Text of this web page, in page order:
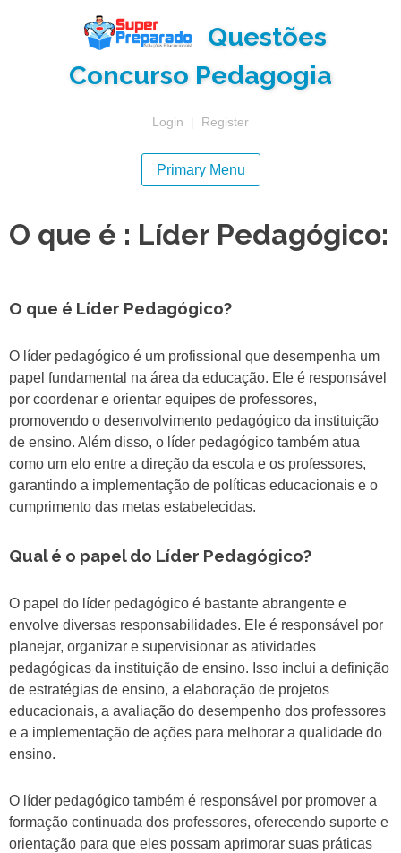
Questões
Concurso Pedagogia
Login | Register
Primary Menu
O que é : Líder Pedagógico:
O que é Líder Pedagógico?
O líder pedagógico é um profissional que desempenha um
papel fundamental na área da educação. Ele é responsável
por coordenar e orientar equipes de professores,
promovendo o desenvolvimento pedagógico da instituição
de ensino. Além disso, o líder pedagógico também atua
como um elo entre a direção da escola e os professores,
garantindo a implementação de políticas educacionais e o
cumprimento das metas estabelecidas.
Qual é o papel do Líder Pedagógico?
O papel do líder pedagógico é bastante abrangente e
envolve diversas responsabilidades. Ele é responsável por
planejar, organizar e supervisionar as atividades
pedagógicas da instituição de ensino. Isso inclui a definição
de estratégias de ensino, a elaboração de projetos
educacionais, a avaliação do desempenho dos professores
e a implementação de ações para melhorar a qualidade do
ensino.
O líder pedagógico também é responsável por promover a
formação continuada dos professores, oferecendo suporte e
orientação para que eles possam aprimorar suas práticas